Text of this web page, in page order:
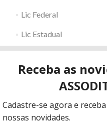
Lic Federal
Lic Estadual
Fac RS
Outros